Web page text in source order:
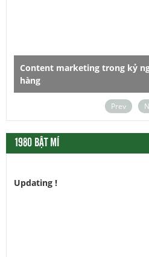
Content marketing trong kỷ
hàng
Prev
1980 BẬT MÍ